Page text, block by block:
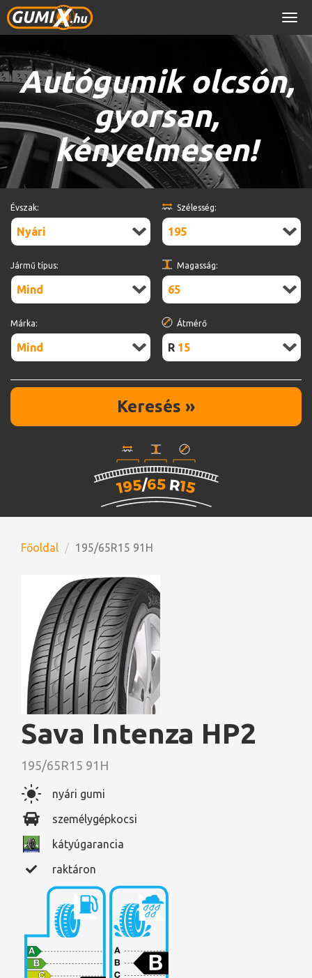
Autógumik olcsón,
gyorsan,
kényelmesen!
Évszak:
Nyári
Jármű típus:
Mind
Márka:
Mind
Szélesség:
195
Magasság:
65
Átmérő
R15
Keresés »
Főoldal 195/65R15 91H
Sava Intenza HP2
195/65R15 91H
nyári gumi
személygépkocsi
kátyúgarancia
raktáron